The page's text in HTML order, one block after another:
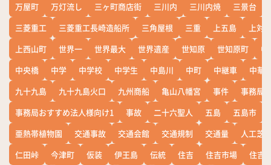
万屋町
万灯流し 三ヶ町商店街 三川内 三川内焼 三景台
三菱重工
三菱重工長崎造船所 三角屋根 三重 上五島
上対
上西山町
世界一 世界最大 世界遺産 世知原 世知原町
中
中央橋
中学 中学校 中学生 中島川 中町 中継車
中華
九十九島
九十九島火口 九州商船 亀山八幡宮 事件
事務局
事務局おすすめ法人様向け1
事故 二十六聖人 五島 五島市
亜熱帯植物園
交通事故 交通会館 交通規制 交通量
人工芝
仁田峠
今津町 仮装 伊王島 伝統 住吉 住吉市場
住吉